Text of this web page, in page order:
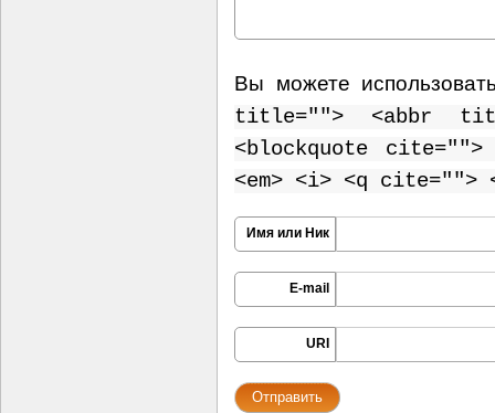
Вы можете
title=""> <abbr
<blockquote
<em> <i> <q cite="">
Имя или Ник
E-mail
URI